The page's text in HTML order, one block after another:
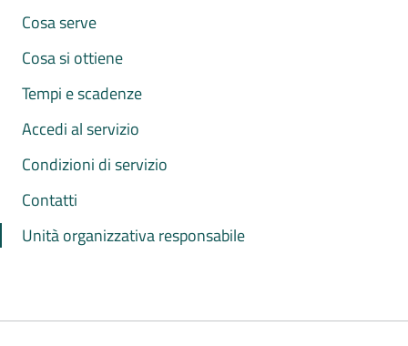
Cosa serve
Cosa si ottiene
Tempi e scadenze
Accedi al servizio
Condizioni di servizio
Contatti
Unità organizzativa responsabile